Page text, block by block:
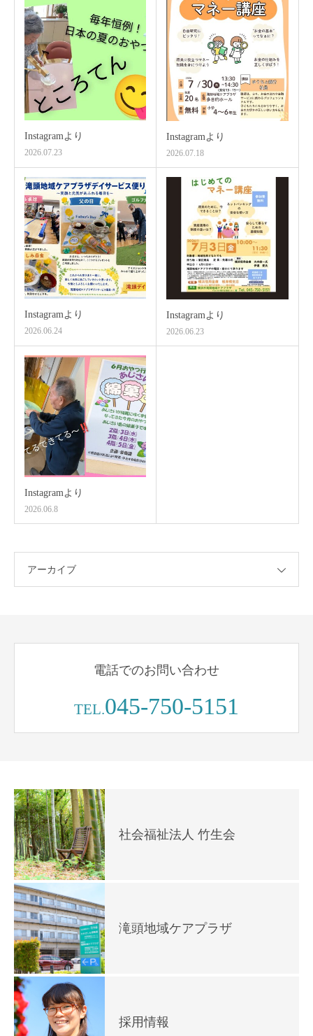
Instagramより
2026.07.23
Instagramより
2026.07.18
Instagramより
2026.06.24
Instagramより
2026.06.23
Instagramより
2026.06.8
アーカイブ
電話でのお問い合わせ
TEL.045-750-5151
社会福祉法人 竹生会
滝頭地域ケアプラザ
採用情報